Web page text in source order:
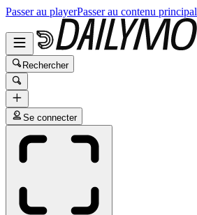
Passer au playerPasser au contenu principal
Rechercher
Se connecter